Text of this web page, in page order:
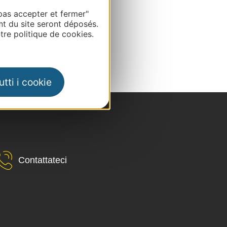
accepter et fermer"
du site seront déposés.
politique de cookies.
i cookie
Contattateci